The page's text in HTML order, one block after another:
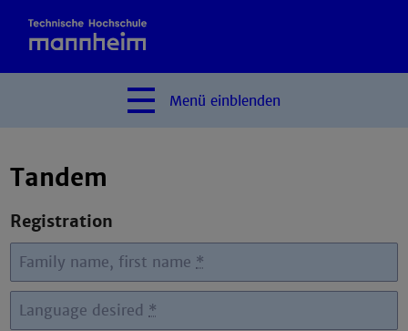
Menü einblenden
Tandem
Registration
Family name, first name *
Language desired *